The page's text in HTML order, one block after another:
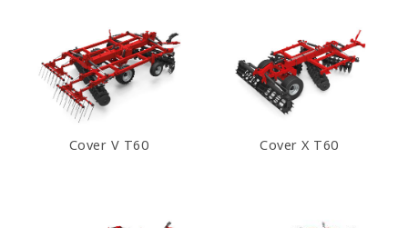
Cover V T60 Cover X T60